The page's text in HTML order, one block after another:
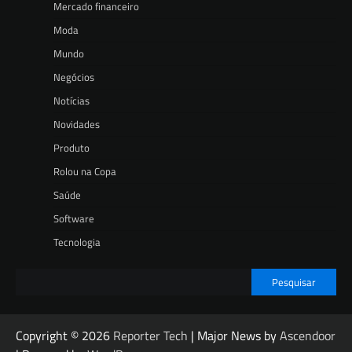
Mercado financeiro
Moda
Mundo
Negócios
Notícias
Novidades
Produto
Rolou na Copa
Saúde
Software
Tecnologia
Pesquisar
Copyright © 2026 Reporter Tech | Major News byAscendoor